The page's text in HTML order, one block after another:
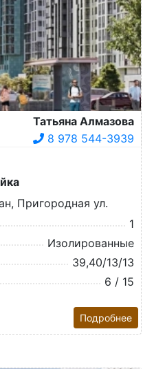
Татьяна Алмазова
8 978 544-3939
Пригородная ул.
1
Изолированные
39,40/13/13
6 / 15
Подробнее